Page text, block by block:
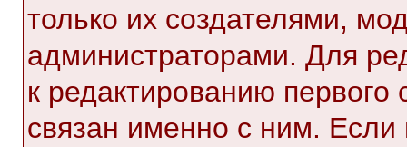
только их создателями,
администраторами. Для
к редактированию
связан именно с ним. Если